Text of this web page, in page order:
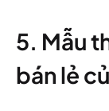
5. Mẫu
bán lẻ